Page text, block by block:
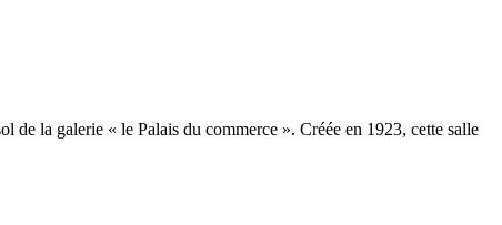
de la galerie « le Palais du commerce ». Créée en 1923, cette salle